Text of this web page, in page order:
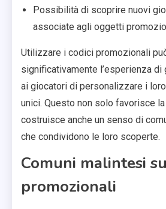
Possibilità di scoprire nuovi
associate agli oggetti
Utilizzare i codici promozionali
significativamente l’esperienza
ai giocatori di personalizzare i
unici. Questo non solo favorisce
costruisce anche un senso di
che condividono le loro scoperte.
Comuni malintesi
promozionali